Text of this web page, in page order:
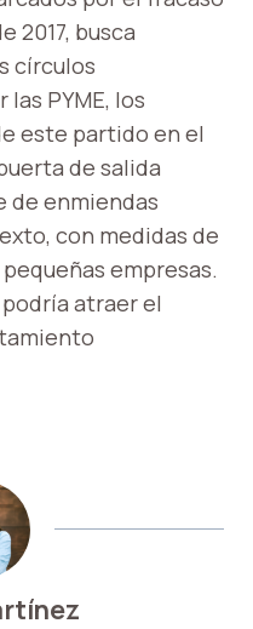
2017, busca
círculos
PYME, los
este partido en el
de salida
de enmiendas
con medidas de
empresas.
atraer el